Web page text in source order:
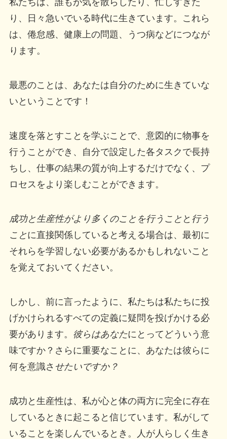
私たちは、誰もが気を散らしたり、忙しすぎた
り、日々急いでいる時代に生きています。これら
は、倦怠感、健康上の問題、うつ病などにつなが
ります。
最悪のことは、あなたは自分のために生きていな
いということです！
速度を落とすことを学ぶことで、意図的に物事を
行うことができ、自分で設定した各タスクで長持
ちし、仕事の結果の質が向上するだけでなく、プ
ロセスをより楽しむことができます。
成功と生産性がより多くのことを行うこと と 行う
ことに直接関係していると考える場合は、最初に
それらを学習しない必要があるかもしれないこと
を覚えておいてください。
しかし、前に言ったように、私たちは私たちに投
げかけられるすべての定義に疑問を投げかける必
要があります。 彼らはあなたにとってどういう意
味ですか？さらに重要なことに、あなたは彼らに
何を意識さ せたいですか？
成功と生産性は、私が心と体の両方に完全に存在
しているときに起こると信じています。私がして
いることを楽しんでいるとき。人が人らしく生き